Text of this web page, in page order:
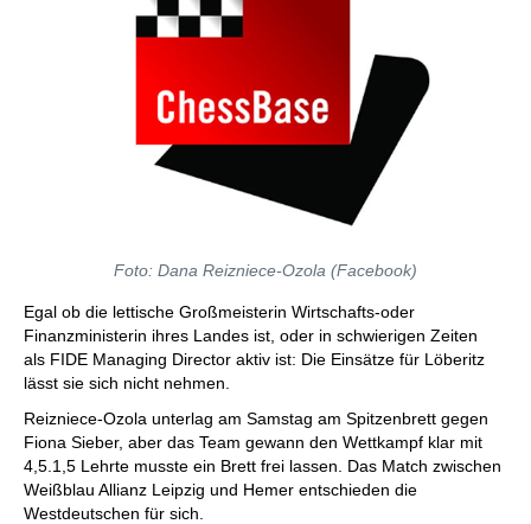
Foto: Dana Reizniece-Ozola (Facebook)
Egal ob die lettische Großmeisterin Wirtschafts-oder
Finanzministerin ihres Landes ist, oder in schwierigen Zeiten
als FIDE Managing Director aktiv ist: Die Einsätze für Löberitz
lässt sie sich nicht nehmen.
Reizniece-Ozola unterlag am Samstag am Spitzenbrett gegen
Fiona Sieber, aber das Team gewann den Wettkampf klar mit
4,5.1,5 Lehrte musste ein Brett frei lassen. Das Match zwischen
Weißblau Allianz Leipzig und Hemer entschieden die
Westdeutschen für sich.